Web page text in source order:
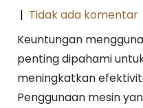
| Tidak ada komentar
Keuntungan
penting dipahami
meningkatkan
Penggunaan mesin